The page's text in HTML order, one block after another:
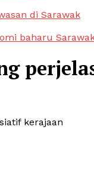
di Sarawak
baharu
kerajaan